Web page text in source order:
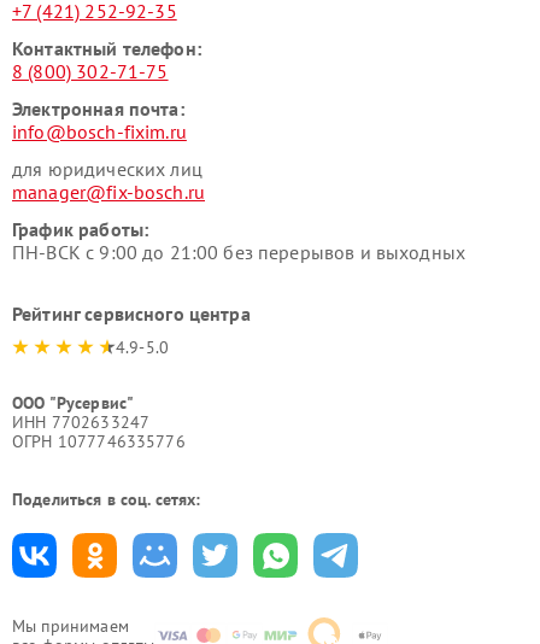
Мы принимаем
+7 (421) 252-92-35
Контактный телефон:
8 (800) 302-71-75
Электронная почта:
info@bosch-fixim.ru
для юридических лиц
manager@fix-bosch.ru
График работы:
ПН-ВСК с 9:00 до 21:00 без перерывов и выходных
Рейтинг сервисного центра
4.9-5.0
ООО "Русервис"
ИНН 7702633247
ОГРН 1077746335776
Поделиться в соц. сетях: